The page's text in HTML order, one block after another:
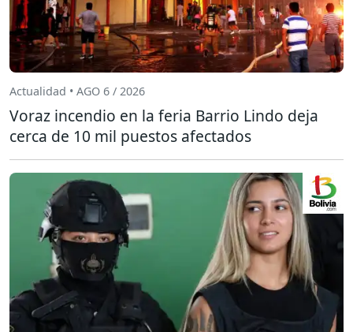
Actualidad • AGO 6 / 2026
Voraz incendio en la feria Barrio Lindo deja
cerca de 10 mil puestos afectados